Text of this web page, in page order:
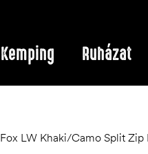
Kemping Ruházat
Fox LW Khaki/Camo Split